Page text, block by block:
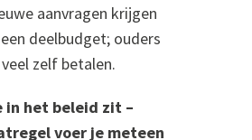
aanvragen krijgen
deelbudget; ouders
zelf betalen.
in het beleid zit –
voer je meteen